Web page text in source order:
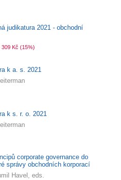
judikatura 2021 - obchodní
Kč (15%)
k a. s. 2021
k s. r. o. 2021
corporate governance do
správy obchodních korporací
Havel, eds.